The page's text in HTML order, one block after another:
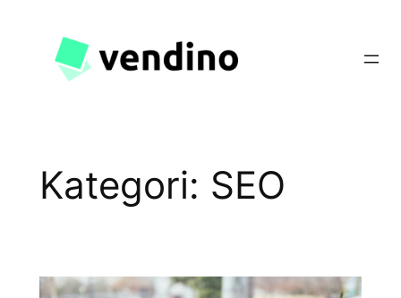
indhold
Kategori: SEO